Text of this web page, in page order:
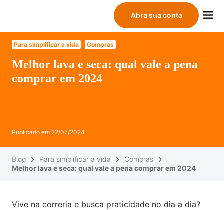
Abra sua conta
Para simplificar a vida Compras
Melhor lava e seca: qual vale a pena
comprar em 2024
Publicado em 22/07/2024
Blog Para simplificar a vida
Compras
Melhor lava e seca: qual vale a pena comprar em 2024
Vive na correria e busca praticidade no dia a dia?